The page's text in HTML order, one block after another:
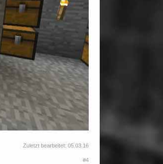
Zuletzt bearbeitet: 05.03.16
#4